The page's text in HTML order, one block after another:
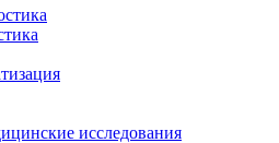
исследования